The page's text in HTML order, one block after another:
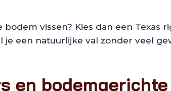
vissen? Kies dan een Texas
je een natuurlijke val zonder veel
en